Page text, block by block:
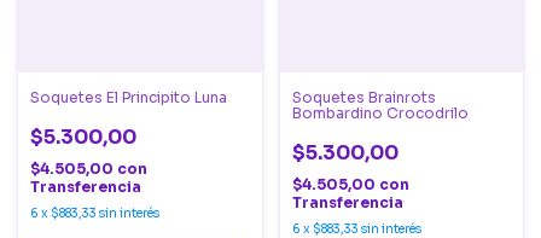
Soquetes El Principito Luna
$5.300,00
$4.505,00 con
Transferencia
6 x $883,33 sin interés
Soquetes Brainrots
Bombardino Crocodrilo
$5.300,00
$4.505,00 con
Transferencia
6 x $883,33 sin interés